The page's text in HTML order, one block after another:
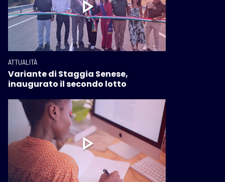
ATTUALITÀ
Variante di Staggia Senese,
inaugurato il secondo lotto